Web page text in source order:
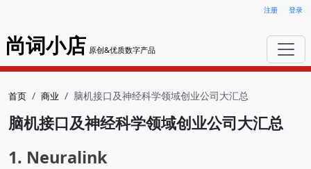
注册 登录
尚词小店 原创&优质数字产品
首页 商业 脑机接口及神经科学领域创业公司大汇总
脑机接口及神经科学领域创业公司大汇总
1. Neuralink